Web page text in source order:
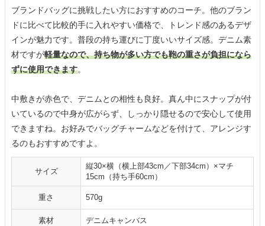
ブランドバッグに挑戦したい方におすすめのコーチ。他のブラン
ドに比べて比較的手に入れやすい価格で、トレンド感のあるデザ
インが魅力です。普段の持ち運びに丁度いいサイズ感。デニム素
材ですが軽量なので、持ち物が多い方でも鞄の重さが負担になら
ずに使用できます。
中敷きが赤色で、デニムとの相性も良好。真ん中にスナップが付
いているので中身が広がらず、しっかり隠せるので安心して使用
できますね。お好みでバッグチャームなどを付けて、アレンジす
るのもおすすめですよ。
サイズ
縦30×横（横上部43cm／下部34cm）×マチ
15cm（持ち手60cm）
重さ 570g
素材 デニムキャンバス